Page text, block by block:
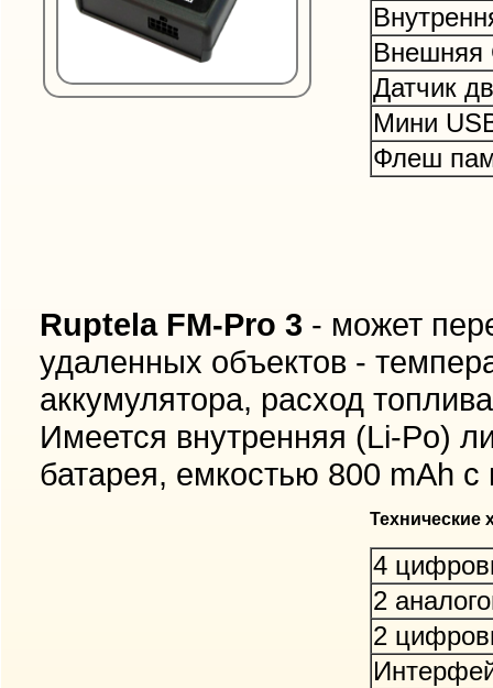
Внешняя
Датчик
Мини
Флеш
Ruptela FM-Pro 3 - может
удаленных объектов -
аккумулятора, расход
Имеется внутренняя (Li-Po)
батарея, емкостью 800 mAh
Технические
4
2
2